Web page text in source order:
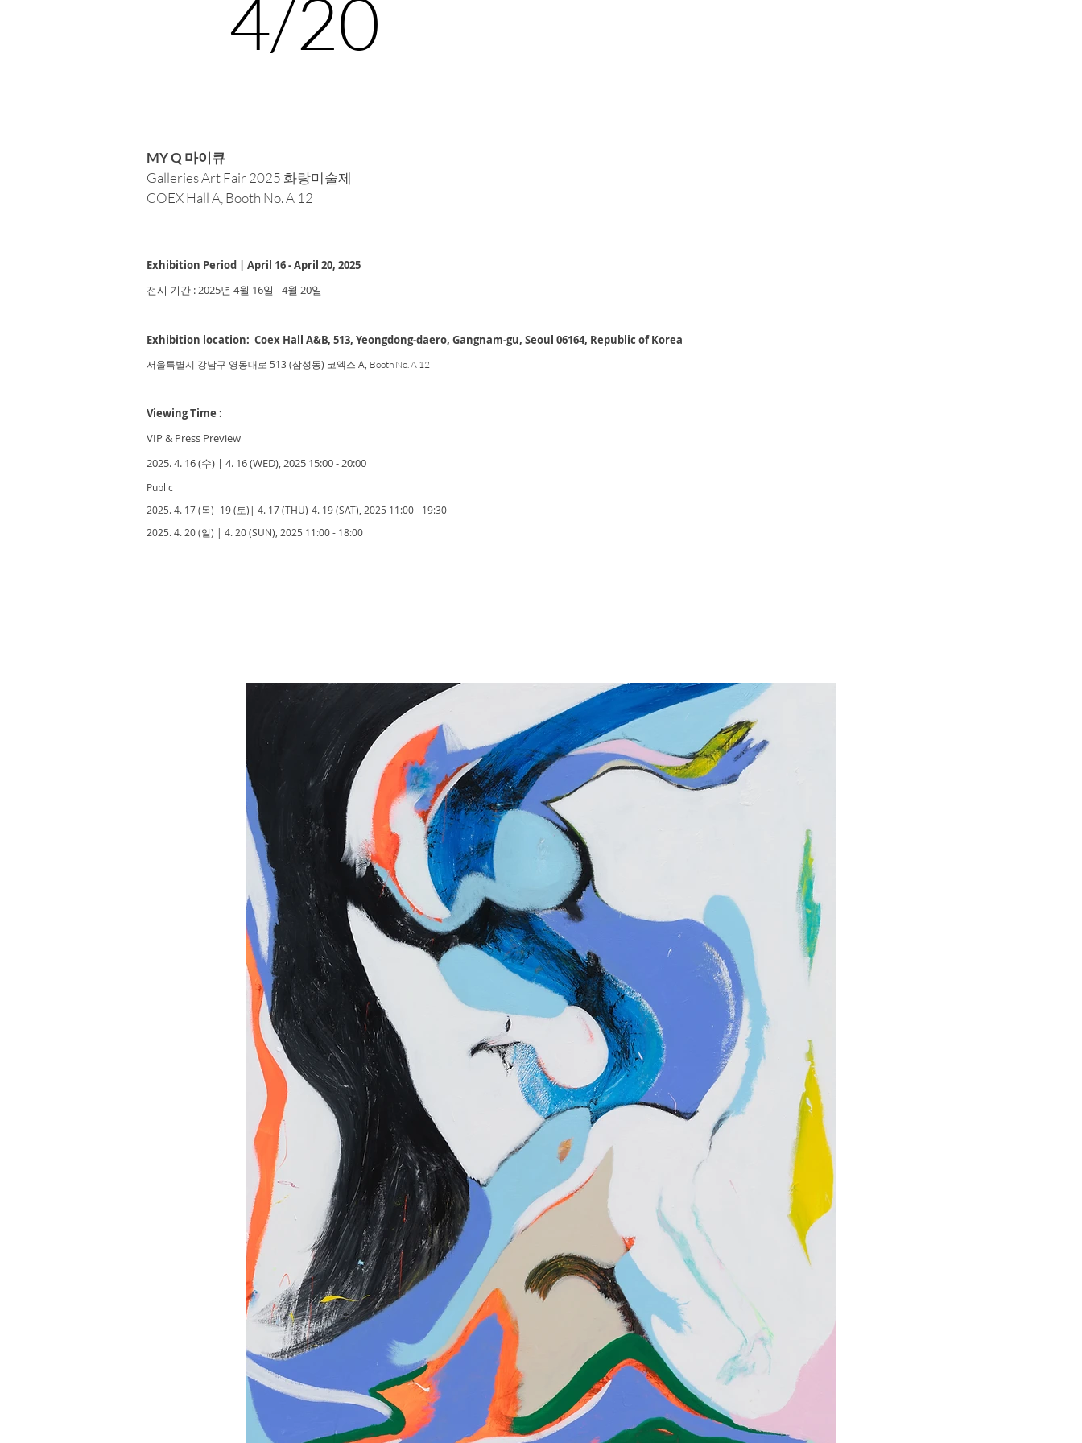
4/20
MY Q 마이큐
Galleries Art Fair 2025 화랑미술제
COEX Hall A, Booth No. A 12
Exhibition Period | April 16 - April 20, 2025
전시 기간 : 2025년 4월 16일 - 4월 20일
Exhibition location: Coex Hall A&B, 513, Yeongdong-daero, Gangnam-gu, Seoul 06164, Republic of Korea
서울특별시 강남구 영동대로 513 (삼성동) 코엑스 A, Booth No. A 12
Viewing Time :
VIP & Press Preview
2025. 4. 16 (수) | 4. 16 (WED), 2025 15:00 - 20:00
​Public
2025. 4. 17 (목) -19 (토)| 4. 17 (THU)-4. 19 (SAT), 2025 11:00 - 19:30
2025. 4. 20 (일) | 4. 20 (SUN), 2025 11:00 - 18:00